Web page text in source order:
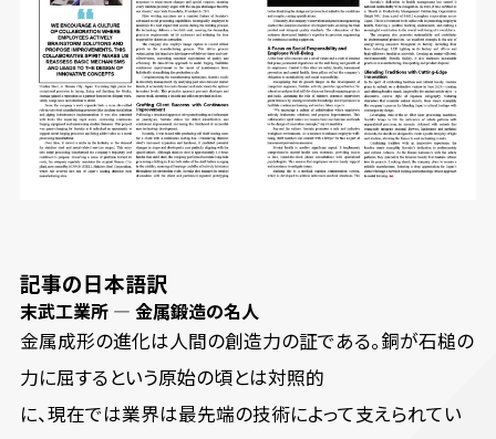
記事の日本語訳
末武工業所 ― 金属鍛造の名人
金属成形の進化は人間の創造力の証である。銅が石槌の
力に屈するという原始の頃とは対照的
に、現在では業界は最先端の技術によって支えられてい